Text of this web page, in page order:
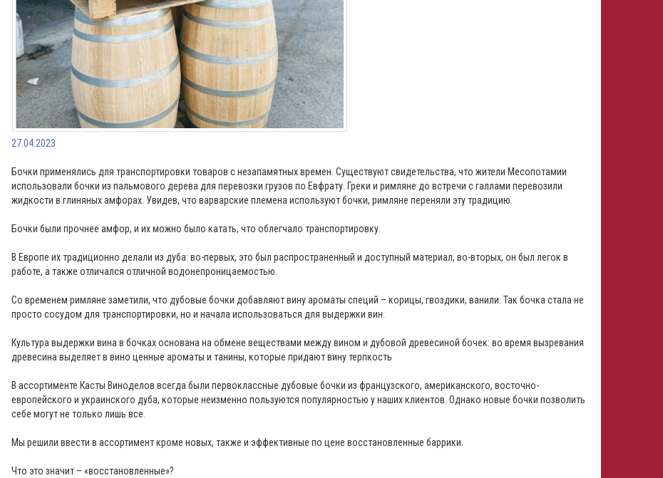
27.04.2023
Бочки применялись для транспортировки товаров с незапамятных времен. Существуют свидетельства, что жители Месопотамии
использовали бочки из пальмового дерева для перевозки грузов по Евфрату. Греки и римляне до встречи с галлами перевозили
жидкости в глиняных амфорах. Увидев, что варварские племена используют бочки, римляне переняли эту традицию.
Бочки были прочнее амфор, и их можно было катать, что облегчало транспортировку.
В Европе их традиционно делали из дуба: во-первых, это был распространенный и доступный материал, во-вторых, он был легок в
работе, а также отличался отличной водонепроницаемостью.
Со временем римляне заметили, что дубовые бочки добавляют вину ароматы специй – корицы, гвоздики, ванили. Так бочка стала не
просто сосудом для транспортировки, но и начала использоваться для выдержки вин.
Культура выдержки вина в бочках основана на обмене веществами между вином и дубовой древесиной бочек: во время вызревания
древесина выделяет в вино ценные ароматы и танины, которые придают вину терпкость
В ассортименте Касты Виноделов всегда были первоклассные дубовые бочки из французского, американского, восточно-
европейского и украинского дуба, которые неизменно пользуются популярностью у наших клиентов. Однако новые бочки позволить
себе могут не только лишь все.
Мы решили ввести в ассортимент кроме новых, также и эффективные по цене восстановленные баррики.
Что это значит – «восстановленные»?